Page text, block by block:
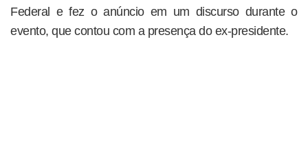
Federal e fez o anúncio em um discurso durante o
evento, que contou com a presença do ex-presidente.